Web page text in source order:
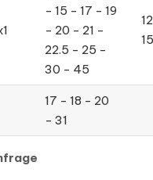
- 15 - 17 - 19
- 20 - 21 -
22.5 - 25 -
30 - 45
17 - 18 - 20
- 31